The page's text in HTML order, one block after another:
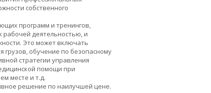
собственного
программ и тренингов,
рабочей деятельностью, и
Это может включать
обучение по безопасному
стратегии управления
помощи при
месте и т.д.
решение по наилучшей цене.